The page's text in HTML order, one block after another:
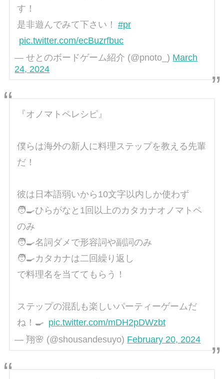
す！
是非遊んでみて下さい！ #pr
pic.twitter.com/ecBuzrfbuc
— せとのボードゲーム紹介 (@pnoto_) March
24, 2024
『オノマトペレシピ』
僕らは海外の新人に料理ステップを教える先輩
だ！
彼は日本語弱いから10文字以内しか使わず
🧑‍🍳ひらがなと1回以上のカタカナオノマトペ
のみ
🧑‍🍳名詞ダメで形容詞や副詞のみ
🧑‍🍳カタカナは二回繰り返し
で料理名を当ててもらう！
ステップの混乱も楽しいパーティーゲームだ
ね！🍳 pic.twitter.com/mDH2pDWzbt
— 翔🌸 (@shousandesuyo) February 20, 2024